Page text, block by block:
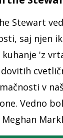
Stewart
saj njen
'z
v
Vedno